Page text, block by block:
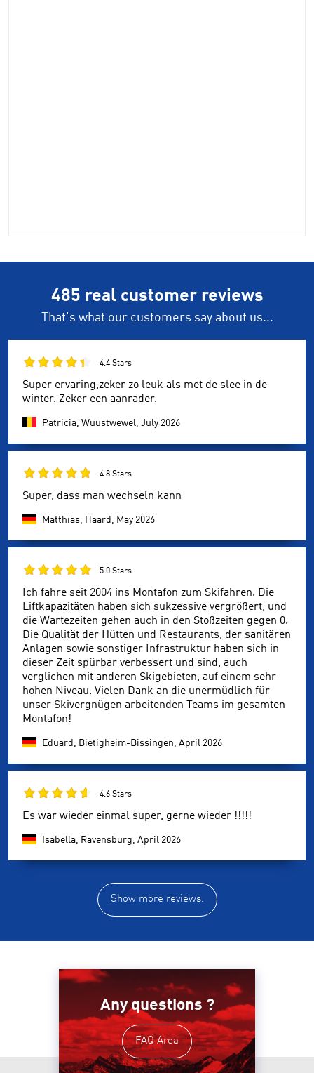
485 real customer reviews
That's what our customers say about us...
4.4 Stars
Super ervaring,zeker zo leuk als met de slee in de
winter. Zeker een aanrader.
Patricia, Wuustwewel, July 2026
4.8 Stars
Super, dass man wechseln kann
Matthias, Haard, May 2026
5.0 Stars
Ich fahre seit 2004 ins Montafon zum Skifahren. Die
Liftkapazitäten haben sich sukzessive vergrößert, und
die Wartezeiten gehen auch in den Stoßzeiten gegen 0.
Die Qualität der Hütten und Restaurants, der sanitären
Anlagen sowie sonstiger Infrastruktur haben sich in
dieser Zeit spürbar verbessert und sind, auch
verglichen mit anderen Skigebieten, auf einem sehr
hohen Niveau. Vielen Dank an die unermüdlich für
unser Skivergnügen arbeitenden Teams im gesamten
Montafon!
Eduard, Bietigheim-Bissingen, April 2026
4.6 Stars
Es war wieder einmal super, gerne wieder !!!!!
Isabella, Ravensburg, April 2026
Show more reviews.
Any questions ?
FAQ Area